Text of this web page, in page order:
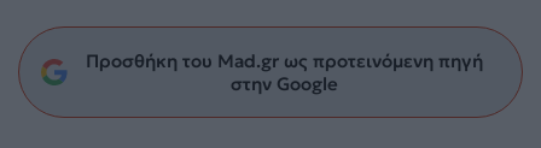
Προσθήκη του Mad.gr ως προτεινόμενη πηγή
στην Google